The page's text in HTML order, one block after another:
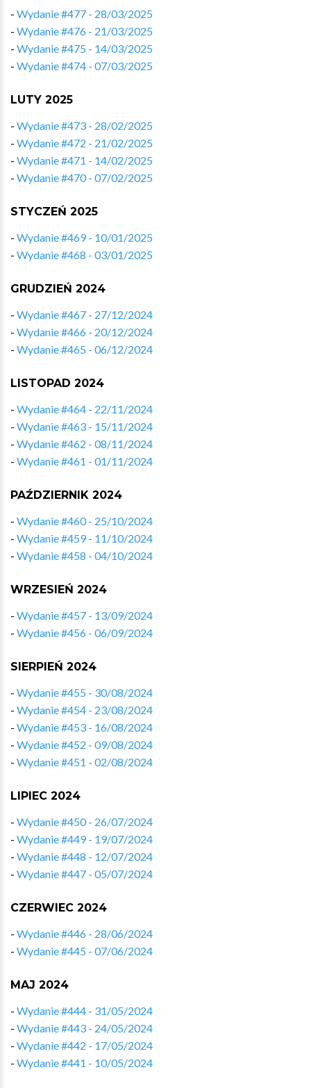
- Wydanie #477 - 28/03/2025
- Wydanie #476 - 21/03/2025
- Wydanie #475 - 14/03/2025
- Wydanie #474 - 07/03/2025
LUTY 2025
- Wydanie #473 - 28/02/2025
- Wydanie #472 - 21/02/2025
- Wydanie #471 - 14/02/2025
- Wydanie #470 - 07/02/2025
STYCZEŃ 2025
- Wydanie #469 - 10/01/2025
- Wydanie #468 - 03/01/2025
GRUDZIEŃ 2024
- Wydanie #467 - 27/12/2024
- Wydanie #466 - 20/12/2024
- Wydanie #465 - 06/12/2024
LISTOPAD 2024
- Wydanie #464 - 22/11/2024
- Wydanie #463 - 15/11/2024
- Wydanie #462 - 08/11/2024
- Wydanie #461 - 01/11/2024
PAŹDZIERNIK 2024
- Wydanie #460 - 25/10/2024
- Wydanie #459 - 11/10/2024
- Wydanie #458 - 04/10/2024
WRZESIEŃ 2024
- Wydanie #457 - 13/09/2024
- Wydanie #456 - 06/09/2024
SIERPIEŃ 2024
- Wydanie #455 - 30/08/2024
- Wydanie #454 - 23/08/2024
- Wydanie #453 - 16/08/2024
- Wydanie #452 - 09/08/2024
- Wydanie #451 - 02/08/2024
LIPIEC 2024
- Wydanie #450 - 26/07/2024
- Wydanie #449 - 19/07/2024
- Wydanie #448 - 12/07/2024
- Wydanie #447 - 05/07/2024
CZERWIEC 2024
- Wydanie #446 - 28/06/2024
- Wydanie #445 - 07/06/2024
MAJ 2024
- Wydanie #444 - 31/05/2024
- Wydanie #443 - 24/05/2024
- Wydanie #442 - 17/05/2024
- Wydanie #441 - 10/05/2024